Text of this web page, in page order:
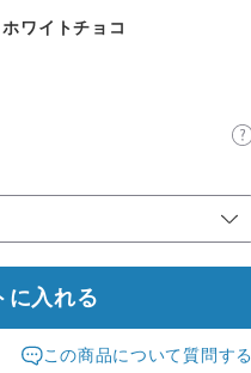
ワイトチョコ
に入れる
この商品について質問する